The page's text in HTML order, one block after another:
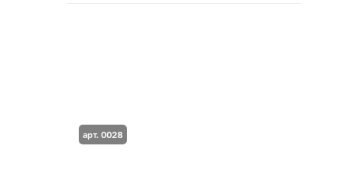
арт. 0028